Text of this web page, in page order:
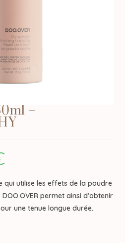
–
15,50 €.
qui utilise les effets de la poudre
permet ainsi d’obtenir
une tenue longue durée.